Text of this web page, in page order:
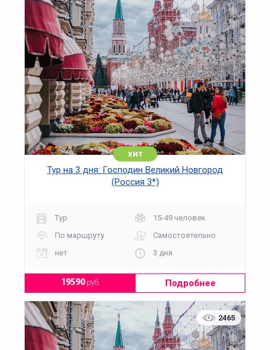
хит
Тур на 3 дня: Господин Великий Новгород
(Россия 3*)
Тур
15-49 человек
По маршруту
Самостоятельно
нет
3 дня
19590руб. Подробнее
2465